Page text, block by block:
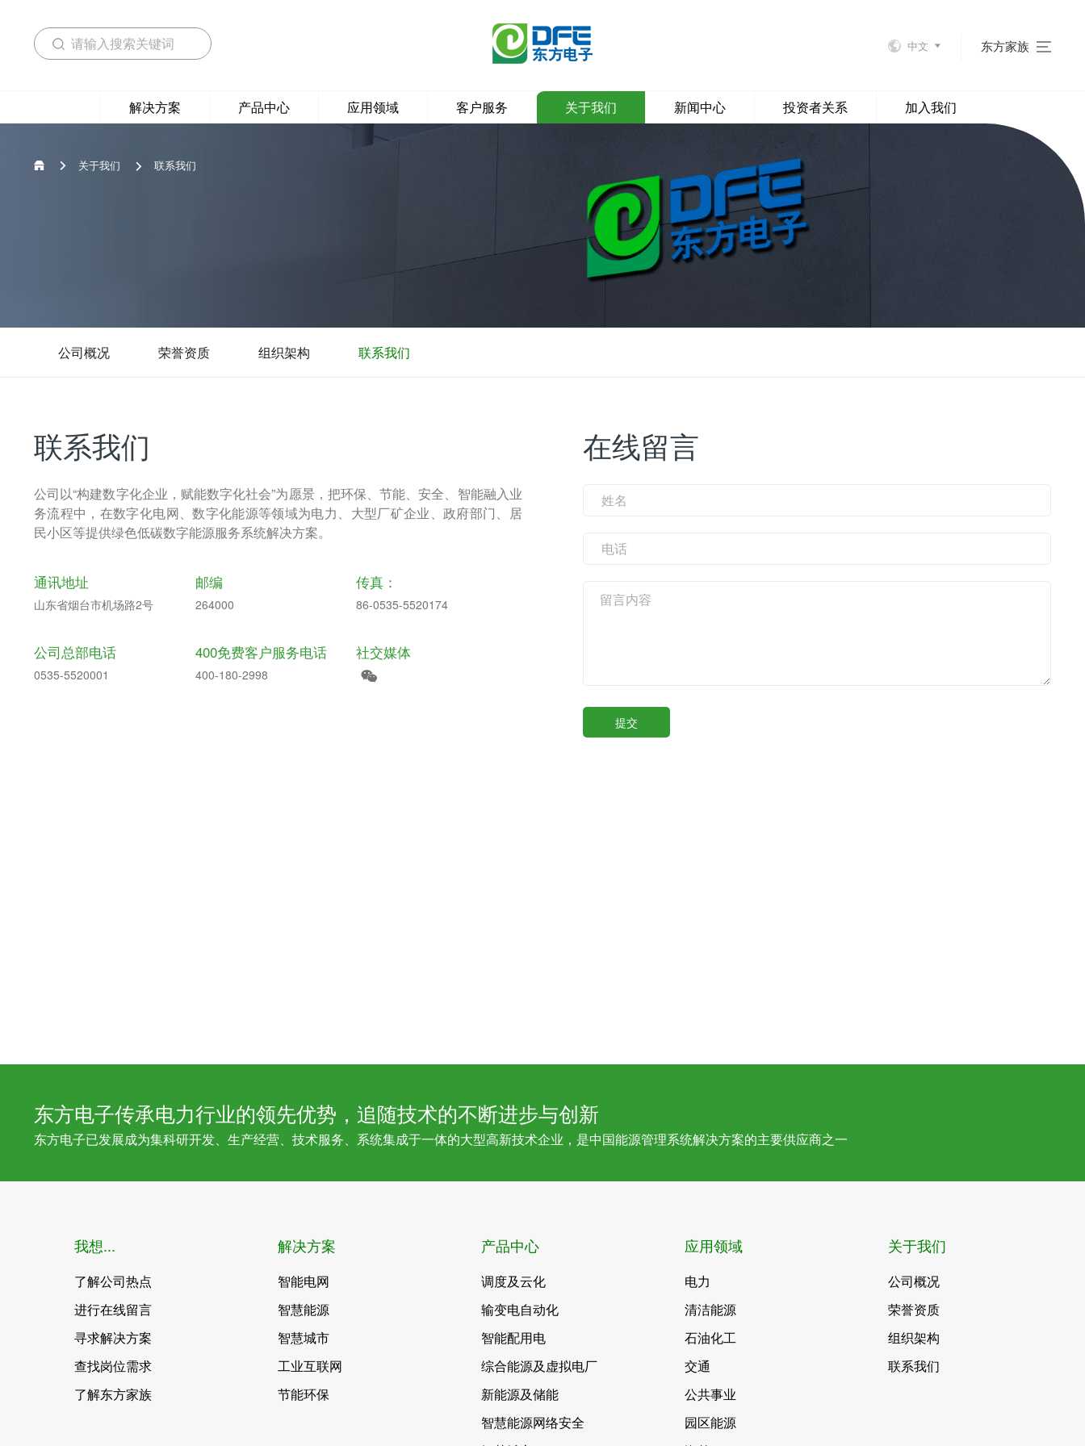
东方家族
中文
解决方案 产品中心 应用领域 客户服务 关于我们 新闻中心 投资者关系 加入我们
 关于我们  联系我们
公司概况 荣誉资质 组织架构 联系我们
联系我们
公司以“构建数字化企业，赋能数字化社会”为愿景，把环保、节能、安全、智能融入业
务流程中，在数字化电网、数字化能源等领域为电力、大型厂矿企业、政府部门、居
民小区等提供绿色低碳数字能源服务系统解决方案。
通讯地址
山东省烟台市机场路2号
邮编
264000
传真：
86-0535-5520174
公司总部电话
0535-5520001
400免费客户服务电话
400-180-2998
社交媒体

在线留言
提交
东方电子传承电力行业的领先优势，追随技术的不断进步与创新
东方电子已发展成为集科研开发、生产经营、技术服务、系统集成于一体的大型高新技术企业，是中国能源管理系统解决方案的主要供应商之一
我想...
了解公司热点
进行在线留言
寻求解决方案
查找岗位需求
了解东方家族
解决方案
智能电网
智慧能源
智慧城市
工业互联网
节能环保
产品中心
调度及云化
输变电自动化
智能配用电
综合能源及虚拟电厂
新能源及储能
智慧能源网络安全
应用领域
电力
清洁能源
石油化工
交通
公共事业
园区能源
关于我们
公司概况
荣誉资质
组织架构
联系我们